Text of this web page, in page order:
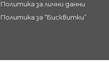
Политика за лични данни
Политика за “Бисквитки”